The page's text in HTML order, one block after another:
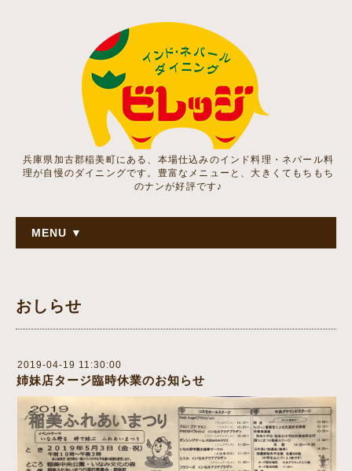
兵庫県加古郡稲美町にある、本場仕込みのインド料理・ネパール料
理が自慢のダイニングです。豊富なメニューと、大きくてもちもち
のナンが好評です♪
MENU ▼
おしらせ
2019-04-19 11:30:00
姉妹店タージ臨時休業のお知らせ